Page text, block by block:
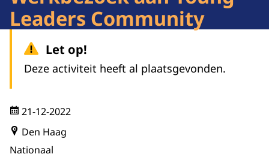
Leaders Community
Let op!
Deze activiteit heeft al plaatsgevonden.
21-12-2022
Den Haag
Nationaal